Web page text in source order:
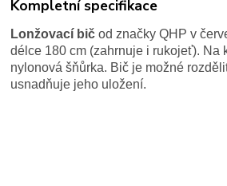
Kompletní specifikace
Lonžovací bič od značky QHP v
délce 180 cm (zahrnuje i rukojeť). Na
nylonová šňůrka. Bič je možné
usnadňuje jeho uložení.